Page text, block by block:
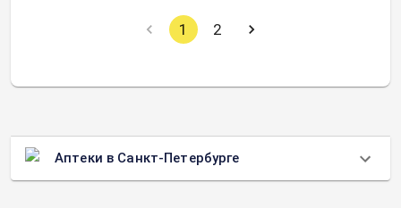
1 2
Аптеки в Санкт-Петербурге